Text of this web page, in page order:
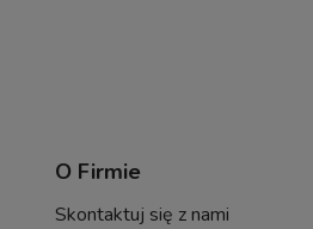
O Firmie
Skontaktuj się z nami